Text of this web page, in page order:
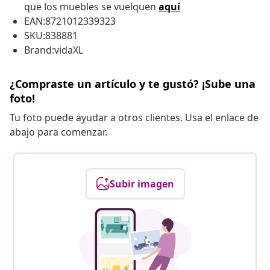
que los muebles se vuelquen aquí
EAN:8721012339323
SKU:838881
Brand:vidaXL
¿Compraste un artículo y te gustó? ¡Sube una
foto!
Tu foto puede ayudar a otros clientes. Usa el enlace de
abajo para comenzar.
Subir imagen